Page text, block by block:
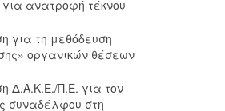
ανατροφή τέκνου
για τη μεθόδευση
οργανικών θέσεων
Δ.Α.Κ.Ε./Π.Ε. για τον
συναδέλφου στη